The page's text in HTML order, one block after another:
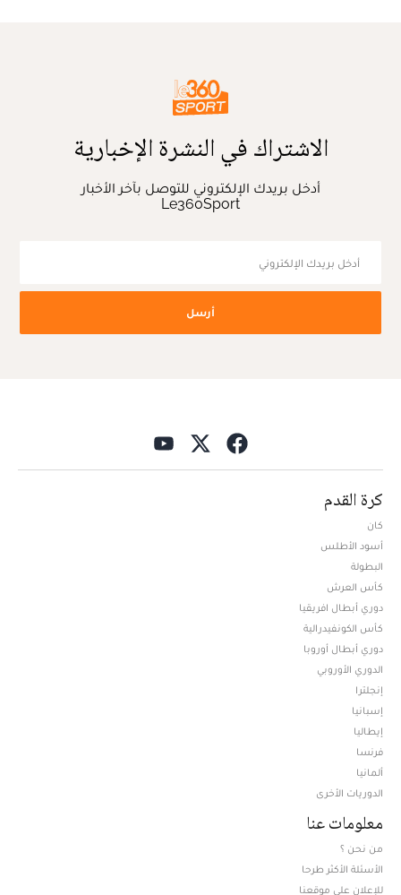
الاشتراك في النشرة الإخبارية
أدخل بريدك الإلكتروني للتوصل بآخر الأخبار
Le360Sport
أرسل
كرة القدم
كان
أسود الأطلس
البطولة
كأس العرش
دوري أبطال افريقيا
كأس الكونفيدرالية
دوري أبطال أوروبا
الدوري الأوروبي
إنجلترا
إسبانيا
إيطاليا
فرنسا
ألمانيا
الدوريات الأخرى
معلومات عنا
من نحن ؟
الأسئلة الأكثر طرحا
للإعلان على موقعنا